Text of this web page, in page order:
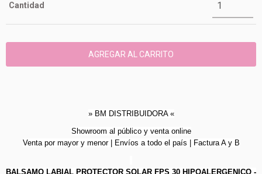
Cantidad
» BM DISTRIBUIDORA «
Showroom al público y venta online
Venta por mayor y menor | Envíos a todo el país | Factura A y B
BALSAMO LABIAL PROTECTOR SOLAR FPS 30 HIPOALERGENICO -